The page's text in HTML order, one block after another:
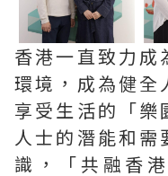
香港一直致力成
環境，成為健全
享受生活的「樂
人士的潛能和
識，「共融香